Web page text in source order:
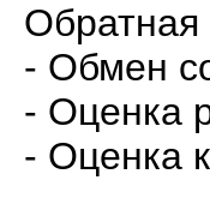
Обратная
- Обмен
- Оценка
- Оценка